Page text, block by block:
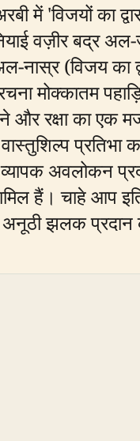
में 'विजयों का
वज़ीर बद्र अल-
नास्र (विजय का
मोक्कातम
और रक्षा का एक
प्रतिभा
अवलोकन
हैं। चाहे आप
झलक प्रदान